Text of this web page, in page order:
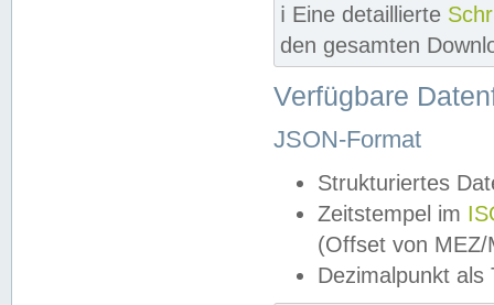
ℹ️ Eine detaillierte
den gesamten
Verfügbare
JSON-Format
Strukturiertes
Zeitstempel im
(Offset von MEZ/
Dezimalpunkt als